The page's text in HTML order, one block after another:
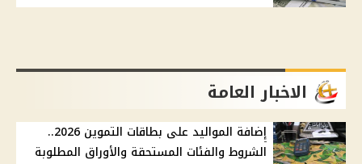
الاخبار العامة
إضافة المواليد على بطاقات التموين 2026..
الشروط والفئات المستحقة والأوراق المطلوبة